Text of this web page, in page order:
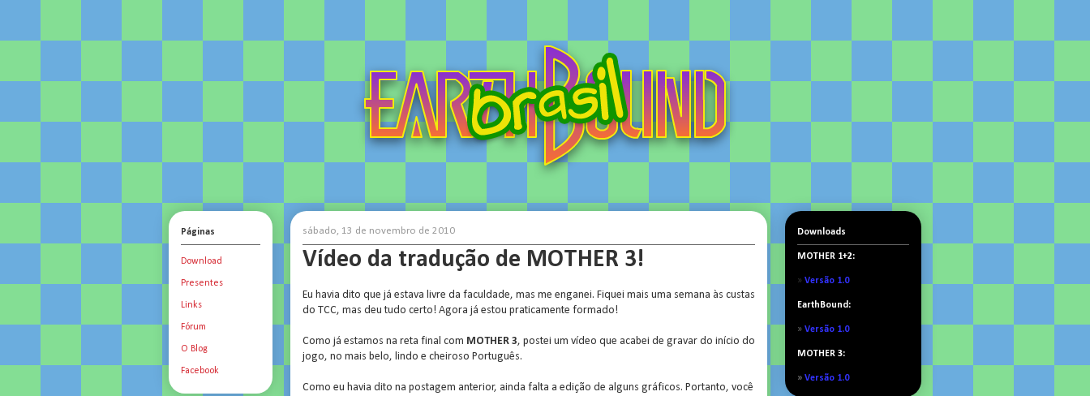
sábado, 13 de novembro de 2010
Vídeo da tradução de MOTHER 3!
Eu havia dito que já estava livre da faculdade, mas me enganei. Fiquei mais uma semana às custas
do TCC, mas deu tudo certo! Agora já estou praticamente formado!
Como já estamos na reta final com MOTHER 3, postei um vídeo que acabei de gravar do início do
jogo, no mais belo, lindo e cheiroso Português.
Como eu havia dito na postagem anterior, ainda falta a edição de alguns gráficos. Portanto, você
Páginas
Download
Presentes
Links
Fórum
O Blog
Facebook
Downloads
MOTHER 1+2:
» Versão 1.0
EarthBound:
» Versão 1.0
MOTHER 3:
» Versão 1.0